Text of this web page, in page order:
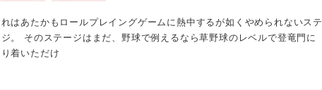
はあたかもロールプレイングゲームに熱中するが如くやめられないステ
。 そのステージはまだ、野球で例えるなら草野球のレベルで登竜門に
着いただけ